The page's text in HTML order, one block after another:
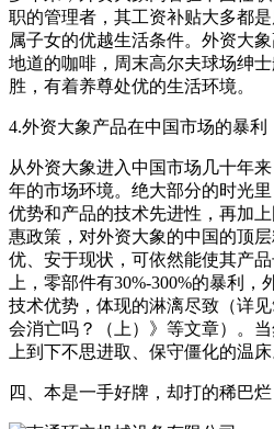
职的管理者，其工资补贴大多都
属子女的优越生活条件。外资大
地道的咖啡，周末高尔夫球场绅
胜，有着养尊处优的生活环境。
4.外资大象产品在中国市场的暴利
从外资大象进入中国市场几十年
年的市场环境。绝大部分的时光
优势和产品的技术先进性，再加
惠政策，对外资大象的中国的顶
优、安于现状，可依然能使其产
上，零部件有30%-300%的暴利
技术优势，体现的淋漓尽致（详
会消亡吗？（上）》等文章）。
上到下不思进取、保守僵化的温床
四、本是一手好牌，却打的稀巴烂